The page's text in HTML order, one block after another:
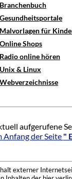
Branchenbuch
Gesundheitsportale
Malvorlagen für
Online Shops
Radio online hören
Unix & Linux
Webverzeichnisse
aufgerufene
Anfang der Seite "
externer